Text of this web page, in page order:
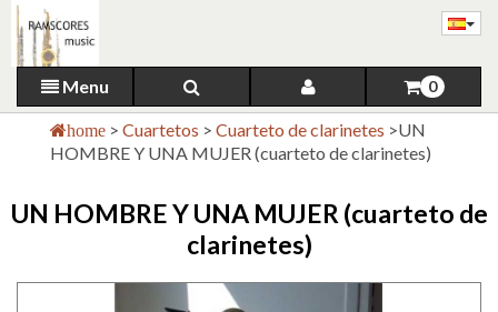
Menu 0
home > Cuartetos > Cuarteto de clarinetes >UN
HOMBRE Y UNA MUJER (cuarteto de clarinetes)
UN HOMBRE Y UNA MUJER (cuarteto de
clarinetes)